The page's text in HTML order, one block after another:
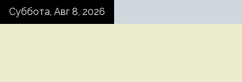
SkipСуббота, Авг 8, 2026